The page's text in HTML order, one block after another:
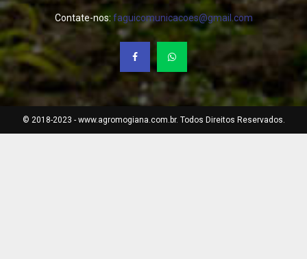
Contate-nos: faguicomunicacoes@gmail.com
© 2018-2023 - www.agromogiana.com.br. Todos Direitos Reservados.